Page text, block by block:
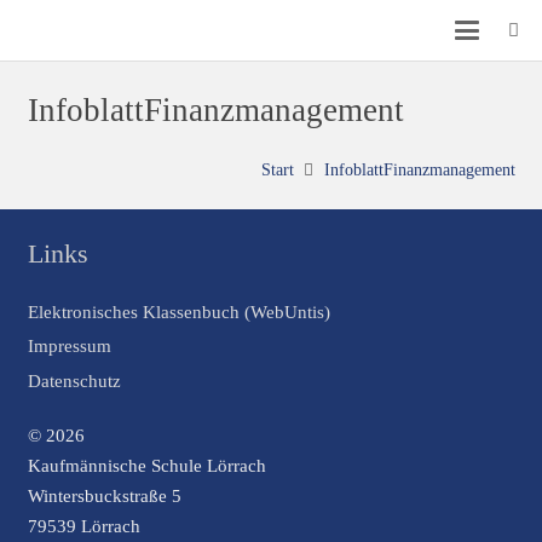
InfoblattFinanzmanagement
Start InfoblattFinanzmanagement
Links
Elektronisches Klassenbuch (WebUntis)
Impressum
Datenschutz
© 2026
Kaufmännische Schule Lörrach
Wintersbuckstraße 5
79539 Lörrach